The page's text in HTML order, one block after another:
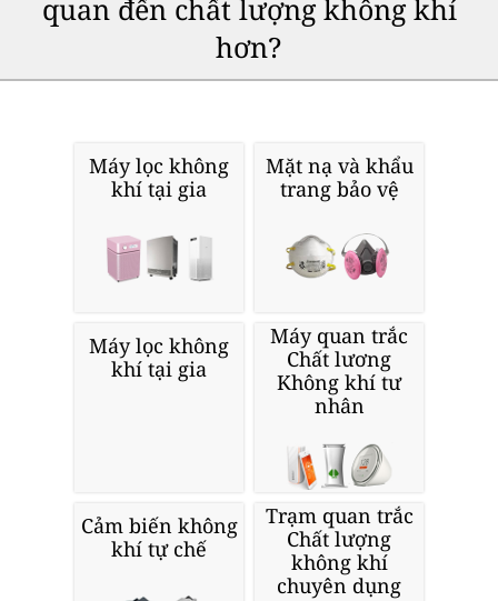
quan đến chất lượng không khí
hơn?
Máy lọc không
khí tại gia
Mặt nạ và khẩu
trang bảo vệ
Máy lọc không
khí tại gia
Máy quan trắc
Chất lương
Không khí tư
nhân
Cảm biến không
khí tự chế
Trạm quan trắc
Chất lượng
không khí
chuyên dụng